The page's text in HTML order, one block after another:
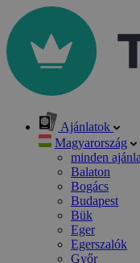
Ajánlatok
Magyarország
minden
Balaton
Bogács
Budapest
Bük
Eger
Egerszalók
Győr